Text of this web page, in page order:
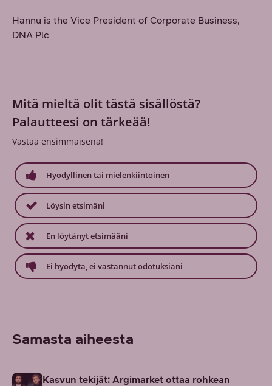
Hannu is the Vice President of Corporate Business,
DNA Plc
Mitä mieltä olit tästä sisällöstä?
Palautteesi on tärkeää!
Vastaa ensimmäisenä!
Hyödyllinen tai mielenkiintoinen
Löysin etsimäni
En löytänyt etsimääni
Ei hyödytä, ei vastannut odotuksiani
Samasta aiheesta
Kasvun tekijät: Argimarket ottaa rohkean